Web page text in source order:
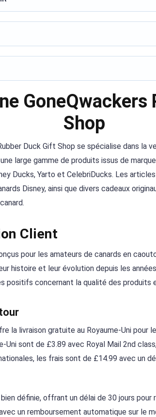
GoneQwackers
Shop
Duck Gift Shop se spécialise dans la
large gamme de produits issus de
Ducks, Yarto et CelebriDucks. Les
Disney, ainsi que divers cadeaux
Client
pour les amateurs de canards en
histoire et leur évolution depuis les
positifs concernant la qualité des produits
la livraison gratuite au Royaume-Uni pour
Uni sont de £3.89 avec Royal Mail 2nd
les frais sont de £14.99 avec un
définie, offrant un délai de 30 jours pour
un remboursement automatique sur le